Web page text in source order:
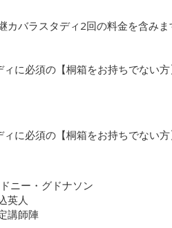
カバラスタディ2回の料金を含みま
に必須の【桐箱をお持ちでない
に必須の【桐箱をお持ちでない
ニー・グドナソン
英人
講師陣